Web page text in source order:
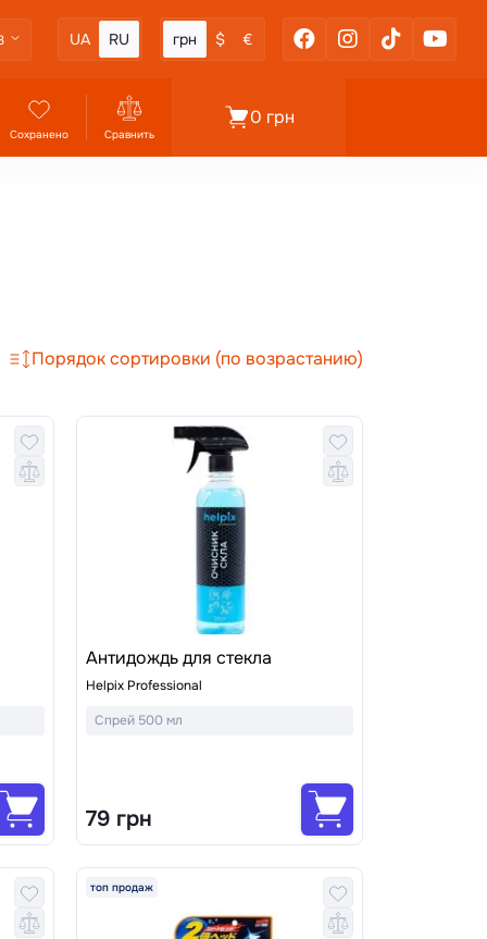
UA RU грн $ €
Сохранено Сравнить
0 грн
Порядок сортировки (по возрастанию)
Антидождь для стекла
Helpix Professional
Спрей 500 мл
79 грн
топ продаж